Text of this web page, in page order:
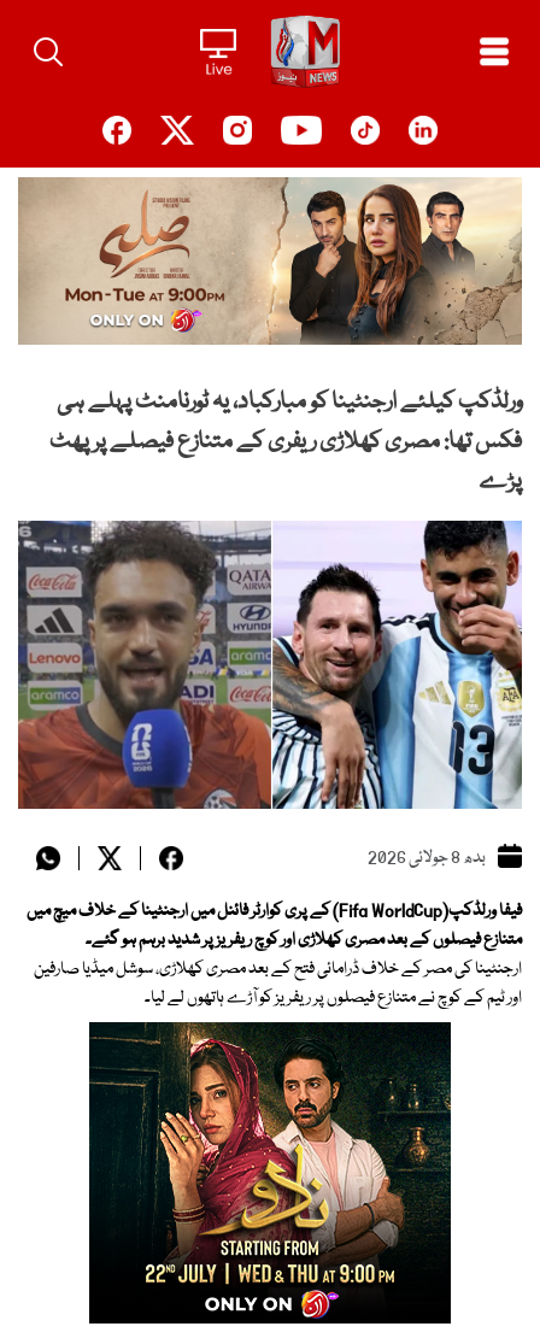
content
ورلڈکپ کیلئے ارجنٹینا کو مبارکباد، یہ ٹورنامنٹ پہلے ہی
فکس تھا: مصری کھلاڑی ریفری کے متنازع فیصلے پر پھٹ
پڑے
بدھ 8 جولائی 2026
فیفا ورلڈکپ(Fifa WorldCup) کے پری کوارٹر فائنل میں ارجنٹینا کے خلاف میچ میں
متنازع فیصلوں کے بعد مصری کھلاڑی اور کوچ ریفریز پر شدید برہم ہو گئے۔
ارجنٹینا کی مصر کے خلاف ڈرامائی فتح کے بعد مصری کھلاڑی، سوشل میڈیا صارفین
اور ٹیم کے کوچ نے متنازع فیصلوں پر ریفریز کو آڑے ہاتھوں لے لیا۔